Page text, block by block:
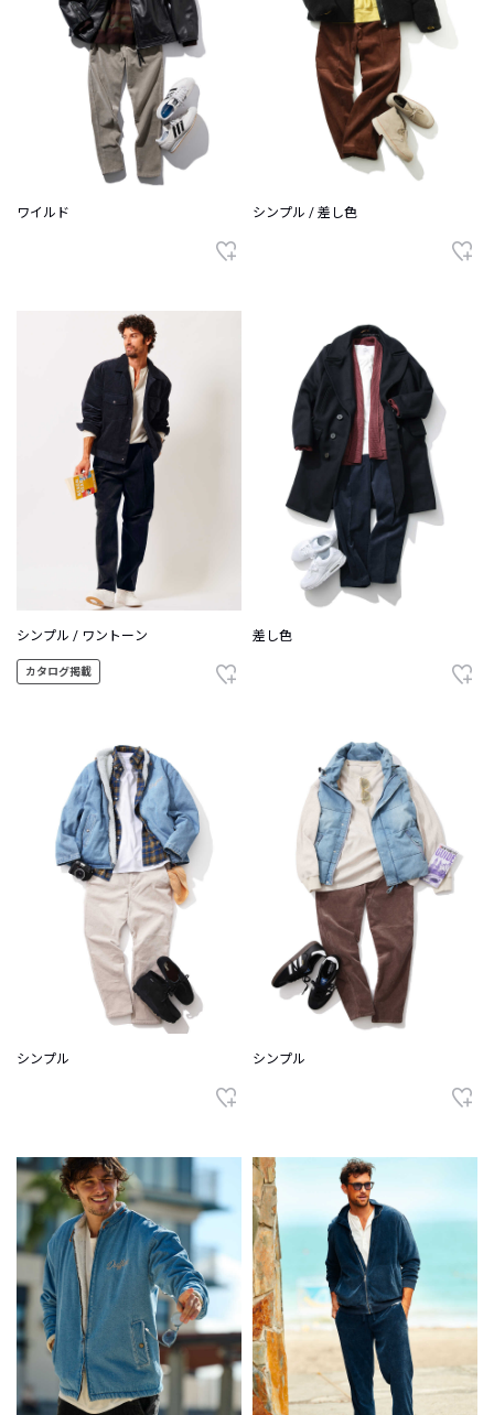
ワイルド シンプル / 差し色
シンプル / ワントーン
カタログ掲載
差し色
シンプル シンプル